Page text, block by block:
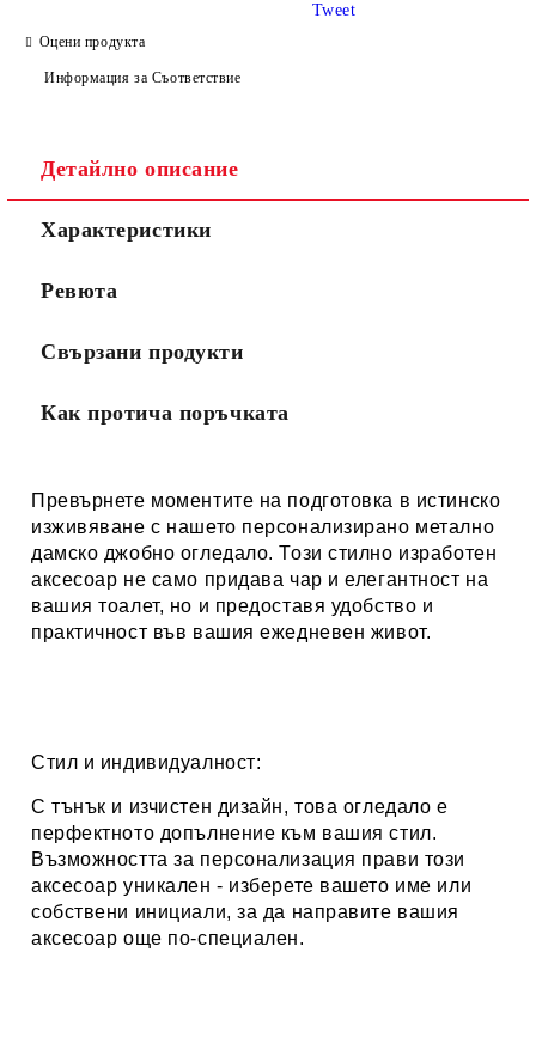
Оцени продукта
Информация за Съответствие
Tweet
Детайлно описание
Характеристики
Ревюта
Свързани продукти
Как протича поръчката
Превърнете моментите на подготовка в истинско
изживяване с нашето персонализирано метално
дамско джобно огледало. Този стилно изработен
аксесоар не само придава чар и елегантност на
вашия тоалет, но и предоставя удобство и
практичност във вашия ежедневен живот.
Стил и индивидуалност:
С тънък и изчистен дизайн, това огледало е
перфектното допълнение към вашия стил.
Възможността за персонализация прави този
аксесоар уникален - изберете вашето име или
собствени инициали, за да направите вашия
аксесоар още по-специален.